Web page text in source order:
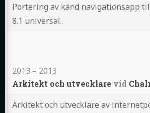
Portering av känd navigationsapp
8.1 universal.
2013 – 2013
Arkitekt och utvecklare vid
Arkitekt och utvecklare av